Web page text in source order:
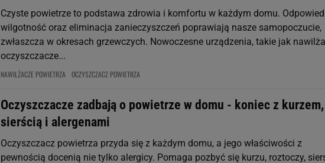
Czyste powietrze to podstawa zdrowia i komfortu w każdym domu.
wilgotność oraz eliminacja zanieczyszczeń poprawiają nasze samopoczucie,
zwłaszcza w okresach grzewczych. Nowoczesne urządzenia, takie jak
oczyszczacze...
NAWILŻACZE POWIETRZA OCZYSZCZACZ POWIETRZA
Oczyszczacze zadbają o powietrze w domu - koniec z kurzem,
sierścią i alergenami
Oczyszczacz powietrza przyda się z każdym domu, a jego właściwości z
pewnością docenią nie tylko alergicy. Pomaga pozbyć się kurzu, roztoczy,